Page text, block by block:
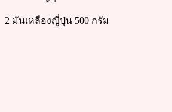
2 มันเหลืองญี่ปุ่น 500 กรัม